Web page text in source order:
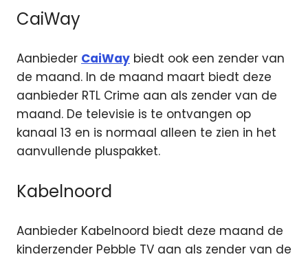
CaiWay
Aanbieder CaiWay biedt ook een zender van
de maand. In de maand maart biedt deze
aanbieder RTL Crime aan als zender van de
maand. De televisie is te ontvangen op
kanaal 13 en is normaal alleen te zien in het
aanvullende pluspakket.
Kabelnoord
Aanbieder Kabelnoord biedt deze maand de
kinderzender Pebble TV aan als zender van de